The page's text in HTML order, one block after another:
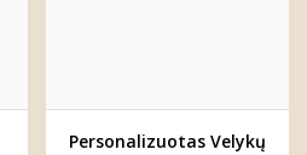
Personalizuotas Velykų